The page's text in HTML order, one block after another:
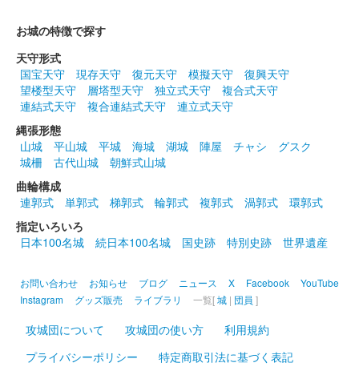
館林城 御城印 秋限定版
館林城 御城印 榊原康政公秋限定版
尾曳城（館林城） 御城印 秋限定版
販売終了
100枚限定。ぐんま特使 お習字アイドル Menkoiガールズによる
直書御城印。
お城の特徴で探す
天守形式
国宝天守
現存天守 復元天守 模擬天守
復興天守
望楼型天守
層塔型天守 独立式天守
複合式天守
連結式天守
複合連結式天守
連立式天守
縄張形態
山城
平山城 平城 海城 湖城 陣屋 チャシ
グスク
城柵
古代山城
朝鮮式山城
曲輪構成
連郭式
単郭式 梯郭式 輪郭式 複郭式 渦郭式
環郭式
指定いろいろ
日本100名城
続日本100名城 国史跡 特別史跡 世界遺産
お問い合わせ お知らせ ブログ ニュース X Facebook
YouTube
Instagram
グッズ販売 ライブラリ 一覧[城 | 団員 ]
攻城団について 攻城団の使い方
利用規約
プライバシーポリシー
特定商取引法に基づく表記